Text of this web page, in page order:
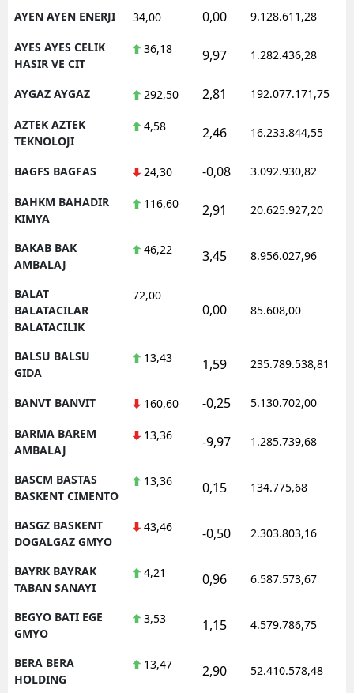
AYEN AYEN ENERJI 34,00 0,00 9.128.611,28
AYES AYES CELIK
HASIR VE CIT
36,18 9,97 1.282.436,28
AYGAZ AYGAZ 292,50 2,81 192.077.171,75
AZTEK AZTEK
TEKNOLOJI
4,58 2,46 16.233.844,55
BAGFS BAGFAS 24,30 -0,08 3.092.930,82
BAHKM BAHADIR
KIMYA
116,60 2,91 20.625.927,20
BAKAB BAK
AMBALAJ
46,22 3,45 8.956.027,96
BALAT
BALATACILAR
BALATACILIK
72,00
0,00 85.608,00
BALSU BALSU
GIDA
13,43 1,59 235.789.538,81
BANVT BANVIT 160,60 -0,25 5.130.702,00
BARMA BAREM
AMBALAJ
13,36 -9,97 1.285.739,68
BASCM BASTAS
BASKENT CIMENTO
13,36 0,15 134.775,68
BASGZ BASKENT
DOGALGAZ GMYO
43,46 -0,50 2.303.803,16
BAYRK BAYRAK
TABAN SANAYI
4,21 0,96 6.587.573,67
BEGYO BATI EGE
GMYO
3,53 1,15 4.579.786,75
BERA BERA
HOLDING
13,47 2,90 52.410.578,48